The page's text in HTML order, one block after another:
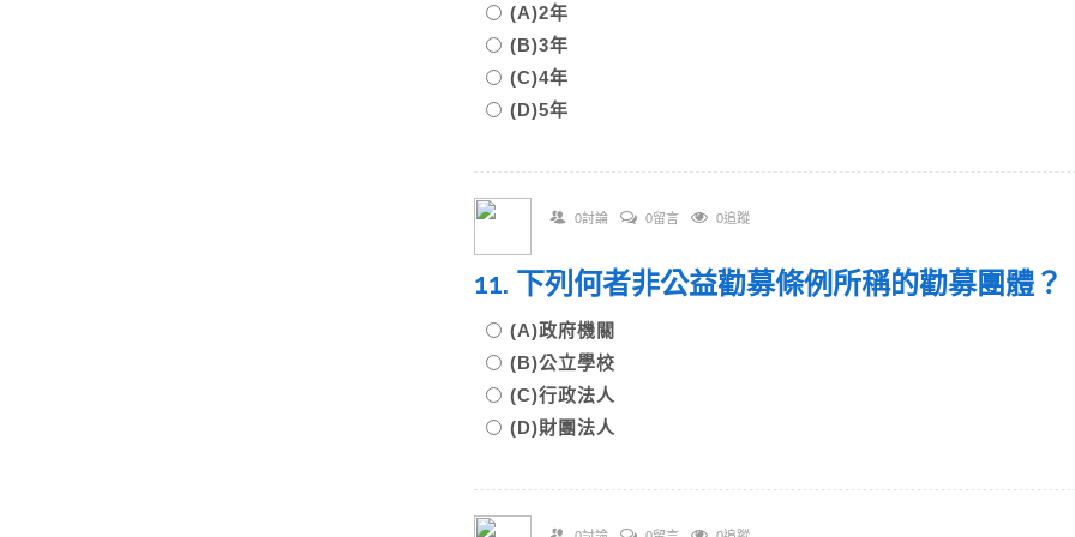
(A)2年
(B)3年
(C)4年
(D)5年
0討論 0留言 0追蹤
11. 下列何者非公益勸募條例所稱的勸募團體？
(A)政府機關
(B)公立學校
(C)行政法人
(D)財團法人